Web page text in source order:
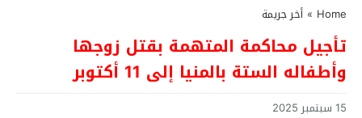
Home
» أخر جريمة
تأجيل محاكمة المتهمة بقتل زوجها
وأطفاله الستة بالمنيا إلى 11 أكتوبر
15 سبتمبر 2025